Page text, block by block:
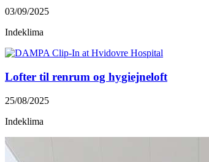
03/09/2025
Indeklima
Lofter til renrum og hygiejneloft
25/08/2025
Indeklima